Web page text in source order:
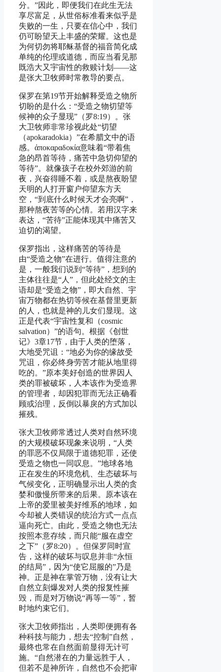
分。”因此，即便我们在此生无法
享尽富足，从世俗标准看来似乎是
失败的一生，只要在信心中，我们
仍可盼望天上丰盛的荣耀。这也是
为何切勿将耶稣基督的福音简化成
单纯的伦理或道德，而应当看见那
既浩大又宇宙性的救赎计划——这
是张大卫牧师时常教导的要点。
保罗在第19节开始解释受造之物所
切盼的是什么：“受造之物切望等
候神的众子显现”（罗8:19）。张
大卫牧师非常珍视此处“切望
（apokaradokia）”在希腊文中的语
感。ἀποκαραδοκία意味着“带着焦
急的昂首等待，痛苦中急切仰望的
等待”。就像孩子在校外郊游的前
夜，兴奋得睡不着，或是熬夜盼望
天明的人打开窗户仰望东方天
空，“到底什么时候天才会亮啊”，
那种熬夜苦等的心情。若用汉字来
表达，“苦待”正能体现其中痛苦又
迫切的渴望。
保罗指出，这样痛苦的等待是
由“受造之物”在进行。值得注意的
是，一般我们说到“等待”，想到的
主体往往是“人”，但此处经文的主
语却是“受造之物”，即大自然、宇
宙万物都在热切等候在基督里更新
的人，也就是神的儿女们显现。这
正是代表“宇宙性复和（cosmic
salvation）”的语句。根据《创世
记》3章17节，由于人类的堕落，
大地受咒诅：“地必为你的缘故受
咒诅，你必终身劳苦才能从地里得
吃的。”原本美好创造的世界因人
类的罪被破坏，人本该作为受造界
的管理者，却因犯罪而无法正确看
顾或治理，反倒以暴戾的方式加以
摧残。
张大卫牧师常透过人类对自然环境
的大规模破坏现象来说明，“人类
的罪恶不仅局限于道德犯罪，还使
受造之物也一同叹息。”地球各地
正在发生的环境危机、生态破坏与
气候变化，正明确显示出人类的贪
婪和傲慢所带来的后果。原本该在
上帝的爱里被美好维系的地球，如
今却被人类错误的统治方式一点点
逼向死亡。由此，受造之物也无法
按照本意存续，而只能“服在虚空
之下”（罗8:20）。但保罗同时宣
告，这样的破坏与叹息并非“永恒
的结局”，因为“使它屈服的”乃是
神。正是神在掌管万物，没有让大
自然立刻爆发对人类的报复性摧
毁，而是对万物说“再等一等”，暂
时地约束它们。
张大卫牧师指出，人类即便拥有各
种科技与能力，想去“控制”自然，
最终也常在自然面前显得无计可
施。“自然潜在的力量远胜于人，
但若不是神所许，自然也不会把审